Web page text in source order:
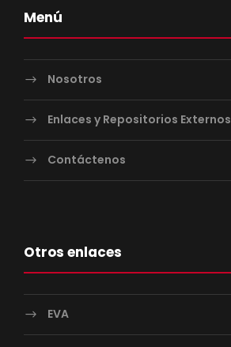
Menú
Nosotros
Enlaces y Repositorios Externos
Contáctenos
Otros enlaces
EVA